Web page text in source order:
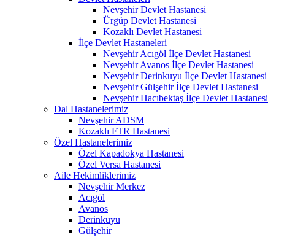
Nevşehir Devlet Hastanesi
Ürgüp Devlet Hastanesi
Kozaklı Devlet Hastanesi
İlçe Devlet Hastaneleri
Nevşehir Acıgöl İlçe Devlet Hastanesi
Nevşehir Avanos İlçe Devlet Hastanesi
Nevşehir Derinkuyu İlçe Devlet Hastanesi
Nevşehir Gülşehir İlçe Devlet Hastanesi
Nevşehir Hacıbektaş İlçe Devlet Hastanesi
Dal Hastanelerimiz
Nevşehir ADSM
Kozaklı FTR Hastanesi
Özel Hastanelerimiz
Özel Kapadokya Hastanesi
Özel Versa Hastanesi
Aile Hekimliklerimiz
Nevşehir Merkez
Acıgöl
Avanos
Derinkuyu
Gülşehir